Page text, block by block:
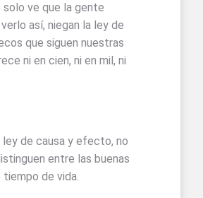
ve que la gente
así, niegan la ley de
que siguen nuestras
ni en cien, ni en mil, ni
ley de causa y efecto, no
entre las buenas
de vida.